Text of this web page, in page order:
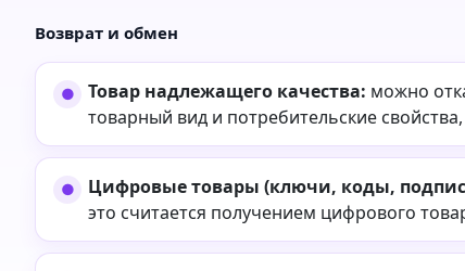
Возврат и обмен
Товар надлежащего качества: можно
товарный вид и потребительские
Цифровые товары (ключи, коды,
это считается получением цифрового